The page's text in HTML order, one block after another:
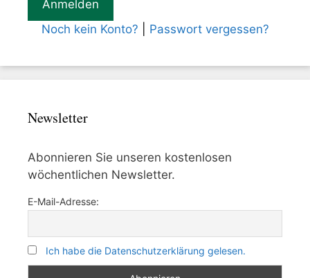
Noch kein Konto? Passwort vergessen?
Newsletter
Abonnieren Sie unseren kostenlosen
wöchentlichen Newsletter.
E-Mail-Adresse:
Ich habe die Datenschutzerklärung gelesen.